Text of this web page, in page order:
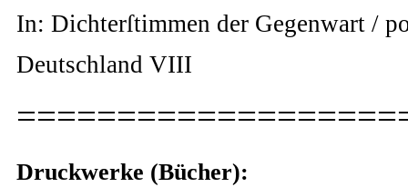
In: Dichterſtimmen der Gegenwart /
Deutschland VIII
Druckwerke (Bücher):